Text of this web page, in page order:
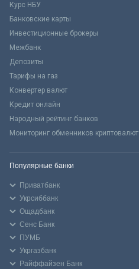
Курс НБУ
Банковские карты
Инвестиционные брокеры
Межбанк
Депозиты
Тарифы на газ
Конвертер валют
Кредит онлайн
Народный рейтинг банков
Мониторинг обменников криптовалют
Популярные банки
Приватбанк
Укрсиббанк
Ощадбанк
Сенс Банк
ПУМБ
Укргазбанк
Райффайзен Банк